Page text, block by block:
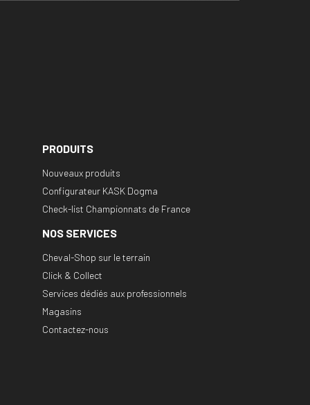
PRODUITS
Nouveaux produits
Configurateur KASK Dogma
Check-list Championnats de France
NOS SERVICES
Cheval-Shop sur le terrain
Click & Collect
Services dédiés aux professionnels
Magasins
Contactez-nous